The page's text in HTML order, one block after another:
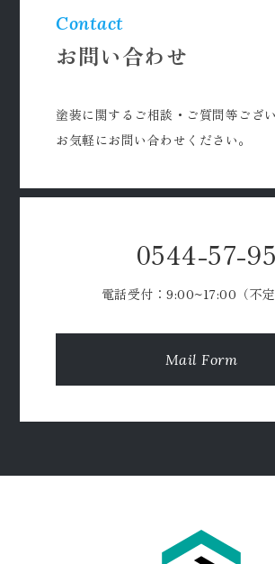
Contact
お問い合わせ
塗装に関するご相談・ご質問等ござ
お気軽にお問い合わせください。
0544-57-
電話受付：9:00~17:00（不定
Mail Form